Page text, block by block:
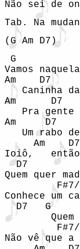
Tab. Na
(G Am D7)
G 		        Am 	     D7	   G
Vamos
Am    D7
Caninha
Am      D7        G
Pra gente
Am     D7      G
Um rabo
Am
Ioiô,
  D7		      G    D7	      G
Quem quer
Conhece um
D7   G
	Quem quer forrozar, pernoitar, virar
	 F#7/5- B7       Em     Am	  D7	    G
Não vê que